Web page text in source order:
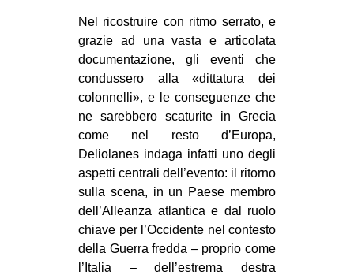
Nel ricostruire con ritmo serrato, e
grazie ad una vasta e articolata
documentazione, gli eventi che
condussero alla «dittatura dei
colonnelli», e le conseguenze che
ne sarebbero scaturite in Grecia
come nel resto d’Europa,
Deliolanes indaga infatti uno degli
aspetti centrali dell’evento: il ritorno
sulla scena, in un Paese membro
dell’Alleanza atlantica e dal ruolo
chiave per l’Occidente nel contesto
della Guerra fredda – proprio come
l’Italia – dell’estrema destra